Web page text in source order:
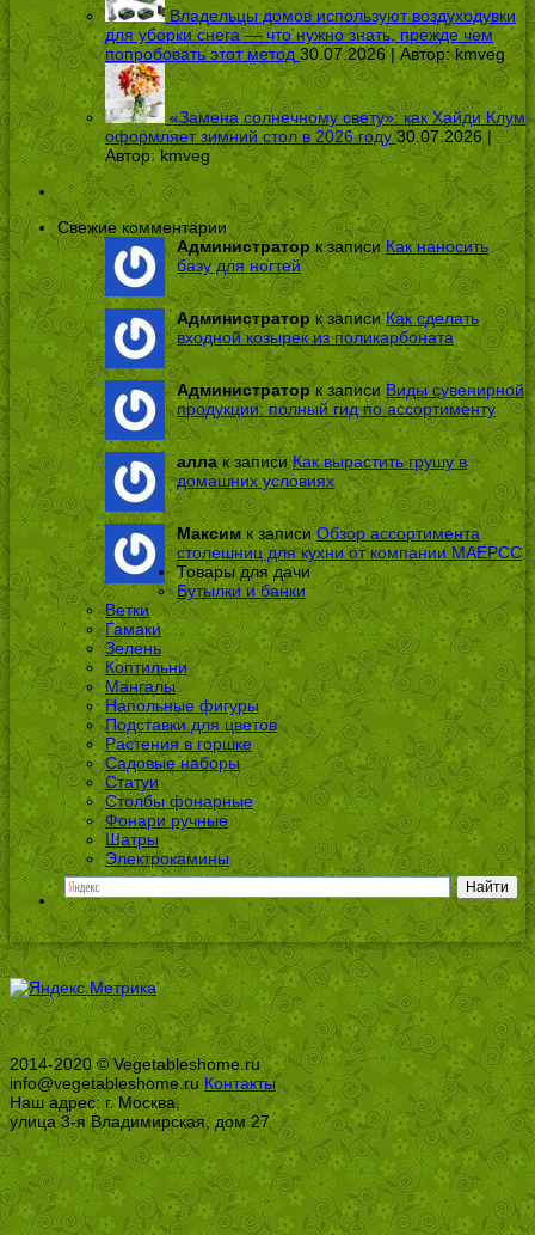
Владельцы домов используют воздуходувки
для уборки снега — что нужно знать, прежде чем
попробовать этот метод 30.07.2026 | Автор:kmveg
«Замена солнечному свету»: как Хайди Клум
оформляет зимний стол в 2026 году 30.07.2026 |
Автор:kmveg
Свежие комментарии
Администраторк записиКак наносить
базу для ногтей
Администратор к записиКак сделать
входной козырек из поликарбоната
Администраторк записиВиды сувенирной
продукции: полный гид по ассортименту
аллак записиКак вырастить грушу в
домашних условиях
Максимк записиОбзор ассортимента
столешниц для кухни от компании МАЕРСС
Товары для дачи
Бутылки и банки
Ветки
Гамаки
Зелень
Коптильни
Мангалы
Напольные фигуры
Подставки для цветов
Растения в горшке
Садовые наборы
Статуи
Столбы фонарные
Фонари ручные
Шатры
Электрокамины
2014-2020 © Vegetableshome.ru
info@vegetableshome.ru Контакты
Наш адрес: г. Москва,
улица 3-я Владимирская, дом 27